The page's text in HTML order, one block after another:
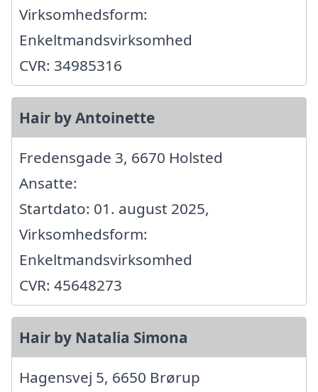
Virksomhedsform:
Enkeltmandsvirksomhed
CVR: 34985316
Hair by Antoinette
Fredensgade 3, 6670 Holsted
Ansatte:
Startdato: 01. august 2025,
Virksomhedsform:
Enkeltmandsvirksomhed
CVR: 45648273
Hair by Natalia Simona
Hagensvej 5, 6650 Brørup